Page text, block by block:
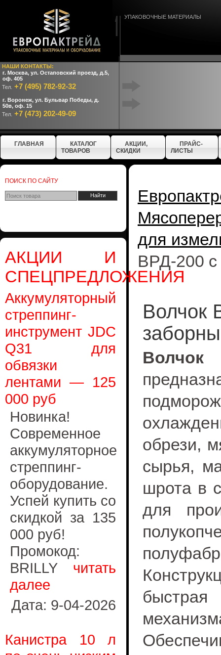
НАШИ КОНТАКТЫ:
г. Москва, ул. Остаповский проезд, д.5,
оф. 405
Тел. +7 (495) 782-92-32
г. Воронеж, ул. Бульвар Победы, д.
50в, оф. 15
Тел. +7 (473) 202-49-09
УПАКОВОЧНЫЕ МАТЕРИАЛЫ
ГЛАВНАЯ
КАТАЛОГ
ТОВАРОВ
АКЦИИ,
СКИДКИ
ПРАЙС-
ЛИСТЫ
ПОИСК ПО САЙТУ
АКЦИИ И
СПЕЦПРЕДЛОЖЕНИЯ
Аккумуляторный
стреппинг-
инструмент JDC
Q31 для
обвязки
лентами — 125
000 руб
Новинка!
Современное
аккумуляторное
стреппинг-
оборудование.
Успей купить со
скидкой за 135
000 руб!
Промокод:
BRILLY читать
далее
Дата: 9-04-2026
Канистра 10 л
для
ВРД-200
Волчок
обрези,
сырья,
шрота в
для